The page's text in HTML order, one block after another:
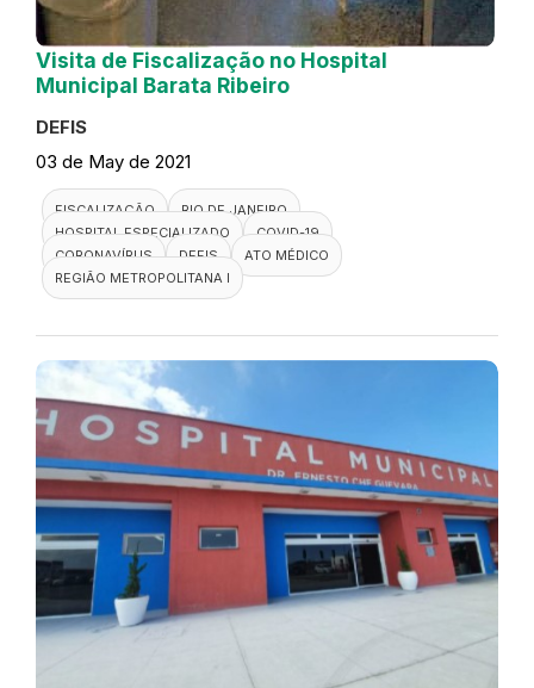
Visita de Fiscalização no Hospital
Municipal Barata Ribeiro
DEFIS
03 de May de 2021
FISCALIZAÇÃO
RIO DE JANEIRO
HOSPITAL ESPECIALIZADO
COVID-19
CORONAVÍRUS
DEFIS
ATO MÉDICO
REGIÃO METROPOLITANA I